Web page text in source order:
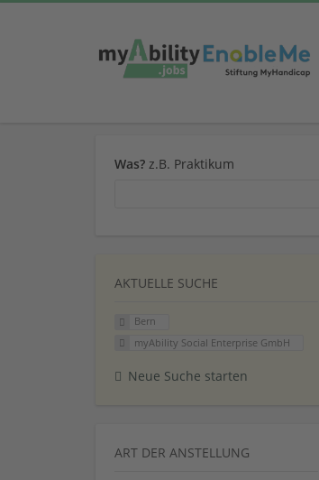
Was? z.B. Praktikum
AKTUELLE SUCHE
Bern
myAbility Social Enterprise GmbH
Neue Suche starten
ART DER ANSTELLUNG